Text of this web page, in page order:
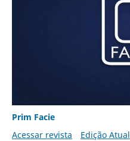
Prim Facie
Acessar revista
Edição Atual